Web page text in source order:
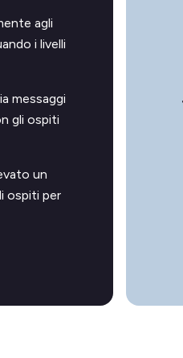
agli
i livelli
messaggi
gli ospiti
un
ospiti per